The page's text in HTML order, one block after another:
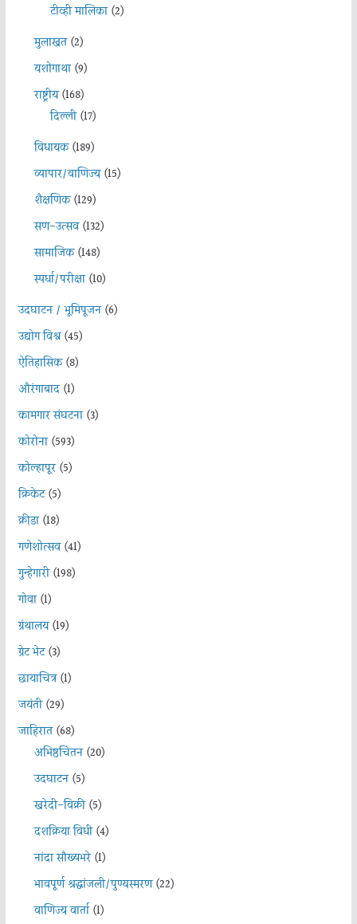
टीव्ही मालिका(2)
मुलाखत(2)
यशोगाथा(9)
राष्ट्रीय(168)
दिल्ली(17)
विधायक(189)
व्यापार/वाणिज्य(15)
शैक्षणिक(129)
सण-उत्सव(132)
सामाजिक(148)
स्पर्धा/परीक्षा(10)
उदघाटन / भूमिपूजन(6)
उद्योग विश्व(45)
ऐतिहासिक(8)
औरंगाबाद(1)
कामगार संघटना(3)
कोरोना(593)
कोल्हापूर(5)
क्रिकेट(5)
क्रीडा(18)
गणेशोत्सव(41)
गुन्हेगारी(198)
गोवा(1)
ग्रंथालय(19)
ग्रेट भेट(3)
छायाचित्र(1)
जयंती(29)
जाहिरात(68)
अभिष्ठचिंतन(20)
उदघाटन(5)
खरेदी-विक्री(5)
दशक्रिया विधी(4)
नांदा सौख्यभरे(1)
भावपूर्ण श्रद्धांजली/पुण्यस्मरण(22)
वाणिज्य वार्ता(1)